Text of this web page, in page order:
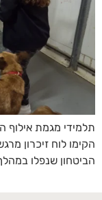
תלמידי מגמת אילוף
הקימו לוח זיכרון
הביטחון שנפלו